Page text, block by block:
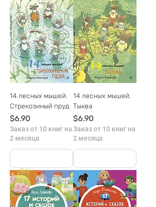
14 лесных мышей.
Стрекозиный пруд
Цена
$6.90
Заказ от 10 книг на
2 месяца
14 лесных мышей.
Тыква
Цена
$6.90
Заказ от 10 книг на
2 месяца